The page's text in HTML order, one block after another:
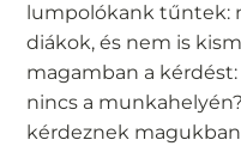
lumpolókank tűntek:
diákok, és nem is
magamban a
nincs a
kérdeznek